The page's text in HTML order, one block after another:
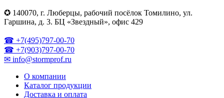
✪ 140070, г. Люберцы, рабочий посёлок Томилино, ул.
Гаршина, д. 3. БЦ «Звездный», офис 429
☎ +7(495)797-00-70
☎ +7(903)797-00-70
✉ info@stormprof.ru
О компании
Каталог продукции
Доставка и оплата